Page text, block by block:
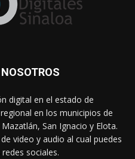
digital en el estado de
en los municipios de
San Ignacio y Elota.
video y audio al cual puedes
sociales.